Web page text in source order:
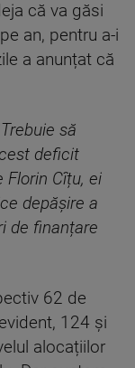
că va găsi
an, pentru a-i
a anunțat că
Trebuie să
deficit
Florin Cîțu, ei
depășire a
de finanțare
62 de
124 și
alocațiilor